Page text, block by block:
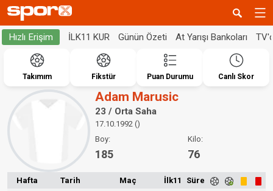
Hızlı Erişim İLK11 KUR Günün Özeti At Yarışı Bankoları
Takımım Fikstür Puan Durumu Canlı Skor
Adam Marusic
23 / Orta Saha
17.10.1992 ()
Boy:
185
Kilo:
76
Hafta Tarih Maç İlk11 Süre